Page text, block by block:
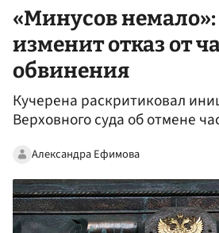
«Минусов немало»:
изменит отказ от
обвинения
Кучерена раскритиковал
Верховного суда об отмене
Александра Ефимова